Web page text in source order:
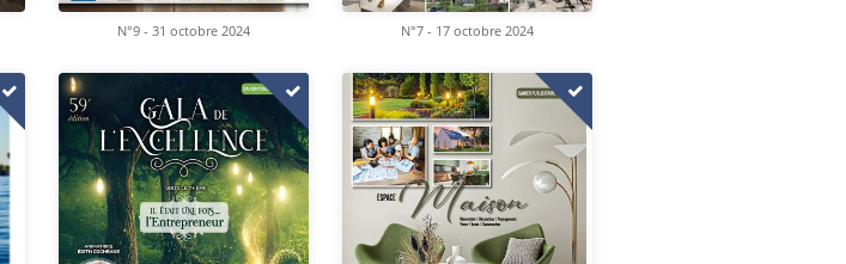
N°9 - 31 octobre 2024 N°7 - 17 octobre 2024